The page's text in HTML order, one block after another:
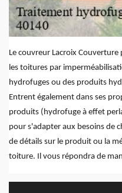
Le couvreur Lacroix
les toitures par
hydrofuges ou des produits
Entrent également dans ses
produits (hydrofuge à effet
pour s'adapter aux besoins de
de détails sur le produit ou la
toiture. Il vous répondra de